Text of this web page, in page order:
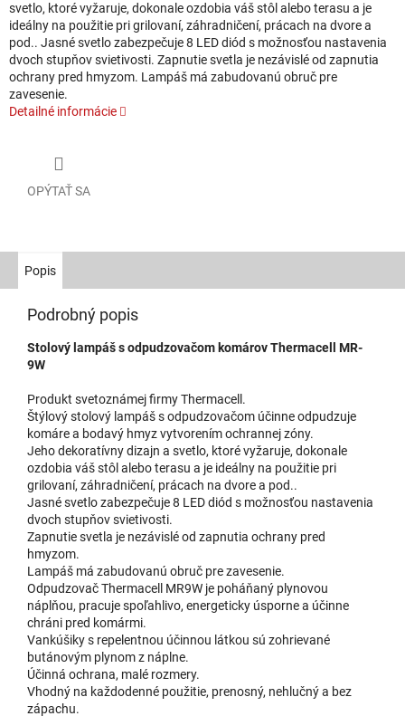
svetlo, ktoré vyžaruje, dokonale ozdobia váš stôl alebo terasu a je
ideálny na použitie pri grilovaní, záhradničení, prácach na dvore a
pod.. Jasné svetlo zabezpečuje 8 LED diód s možnosťou nastavenia
dvoch stupňov svietivosti. Zapnutie svetla je nezávislé od zapnutia
ochrany pred hmyzom. Lampáš má zabudovanú obruč pre
zavesenie.
Detailné informácie
OPÝTAŤ SA
Popis
Podrobný popis
Stolový lampáš s odpudzovačom komárov Thermacell MR-
9W
Produkt svetoznámej firmy Thermacell.
Štýlový stolový lampáš s odpudzovačom účinne odpudzuje
komáre a bodavý hmyz vytvorením ochrannej zóny.
Jeho dekoratívny dizajn a svetlo, ktoré vyžaruje, dokonale
ozdobia váš stôl alebo terasu a je ideálny na použitie pri
grilovaní, záhradničení, prácach na dvore a pod..
Jasné svetlo zabezpečuje 8 LED diód s možnosťou nastavenia
dvoch stupňov svietivosti.
Zapnutie svetla je nezávislé od zapnutia ochrany pred
hmyzom.
Lampáš má zabudovanú obruč pre zavesenie.
Odpudzovač Thermacell MR9W je poháňaný plynovou
náplňou, pracuje spoľahlivo, energeticky úsporne a účinne
chráni pred komármi.
Vankúšiky s repelentnou účinnou látkou sú zohrievané
butánovým plynom z náplne.
Účinná ochrana, malé rozmery.
Vhodný na každodenné použitie, prenosný, nehlučný a bez
zápachu.